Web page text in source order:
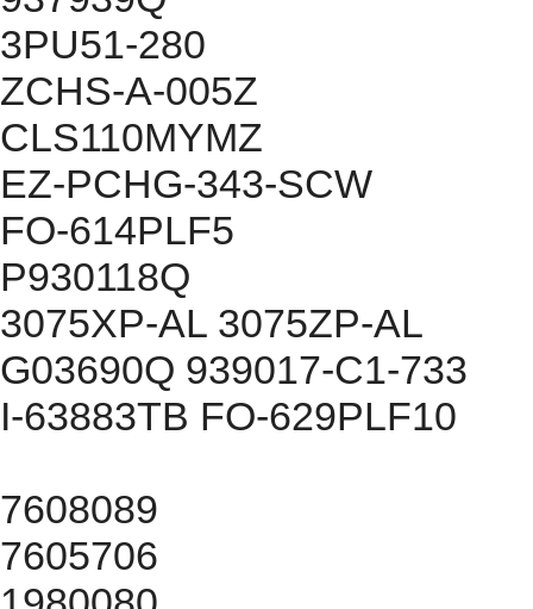
3PU51-280
ZCHS-A-005Z
CLS110MYMZ
EZ-PCHG-343-SCW
FO-614PLF5
P930118Q
3075XP-AL 3075ZP-AL
G03690Q 939017-C1-733
I-63883TB FO-629PLF10
7608089
7605706